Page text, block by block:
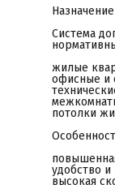
Назначение
Система
жилые
офисные и
потолки
удобство и
высокая